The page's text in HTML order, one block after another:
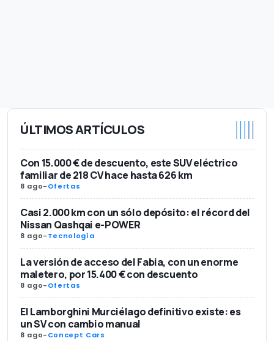
ÚLTIMOS ARTÍCULOS
Con 15.000 € de descuento, este SUV eléctrico
familiar de 218 CV hace hasta 626 km
8 ago-Ofertas
Casi 2.000 km con un sólo depósito: el récord del
Nissan Qashqai e-POWER
8 ago-Tecnología
La versión de acceso del Fabia, con un enorme
maletero, por 15.400 € con descuento
8 ago-Ofertas
El Lamborghini Murciélago definitivo existe: es
un SV con cambio manual
8 ago-Concept Cars